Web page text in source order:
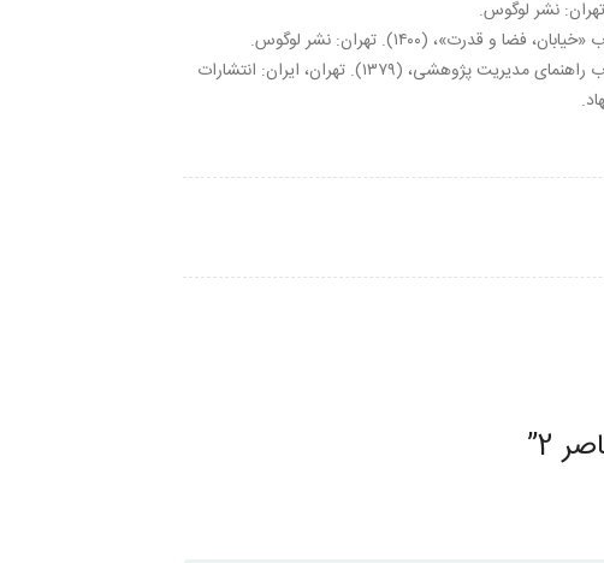
فضا و قدرت»، (۱۴۰۰). تهران: نشر لوگوس.
همکاری در ترجمۀ کتاب راهنمای مدیریت پژوهشی، (۱۳۷۹). تهران، ایران: انتشارات
2”